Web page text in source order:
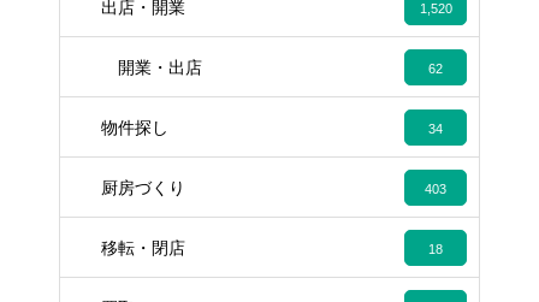
出店・開業 1,520
開業・出店 62
物件探し 34
厨房づくり 403
移転・閉店 18